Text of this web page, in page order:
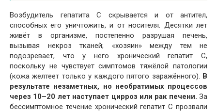
Возбудитель гепатита С скрывается и от антител,
способных его уничтожить, и от носителя. Десятки лет
живёт в организме, постепенно разрушая печень,
вызывая некроз тканей; «хозяин» между тем не
подозревает, что у него хронический гепатит С,
поскольку не чувствует симптомов тяжёлой патологии
(кожа желтеет только у каждого пятого заражённого). В
результате незаметных, но необратимых процессов
через 10–20 лет наступает цирроз или рак печени. За
бессимптомное течение хронический гепатит С прозвали